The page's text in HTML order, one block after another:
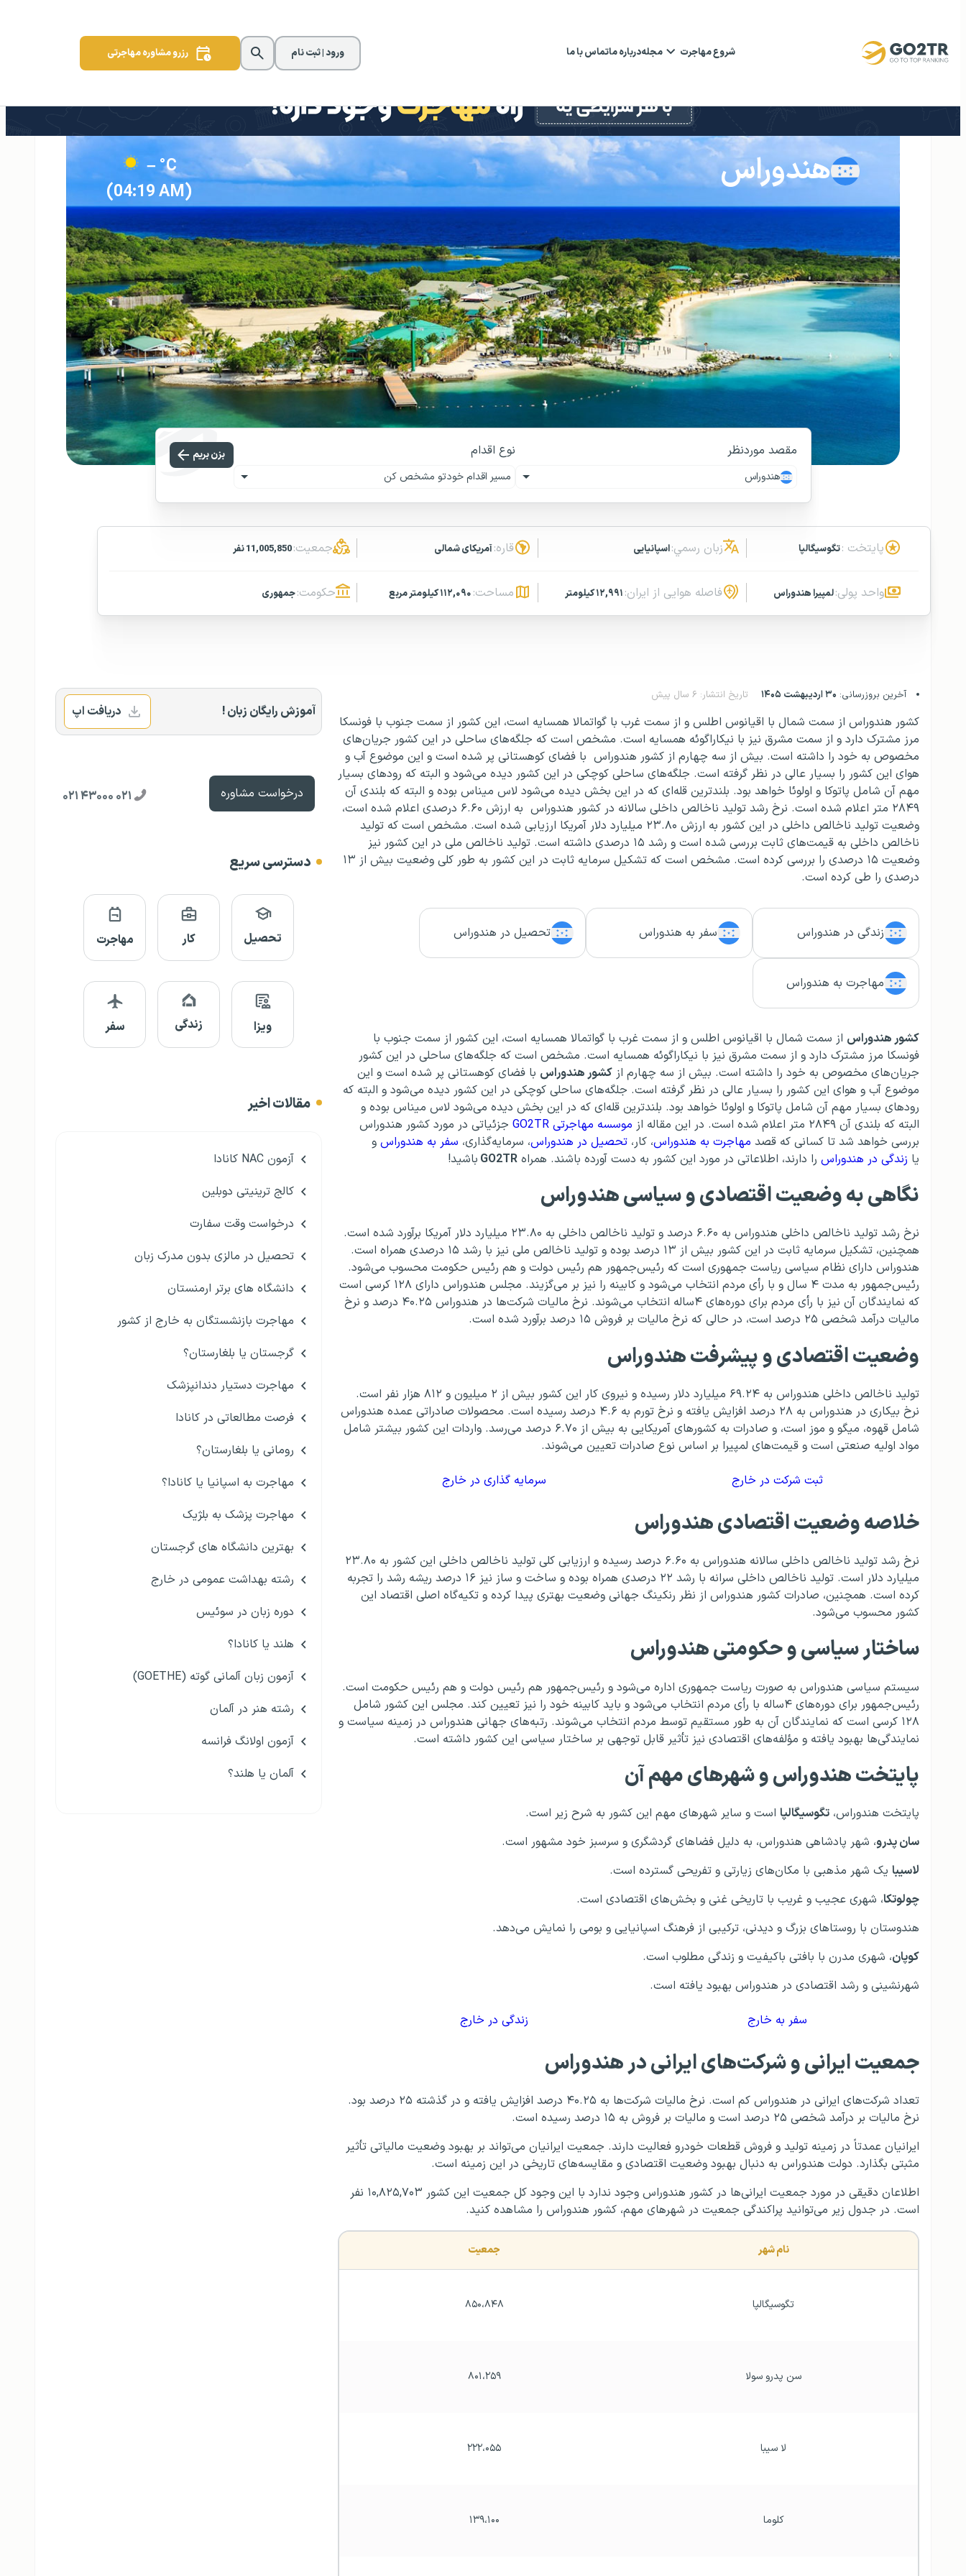
شروع مهاجرت مجلهدرباره ماتماس با ما ورود | ثبت نام رزرو مشاوره مهاجرتی
هندوراس
– °C
(04:19 AM)
مقصد موردنظر
هندوراس
نوع اقدام
مسیر اقدام خودتو مشخص کن
بزن بریم
پایتخت :تگوسیگالپا زبان رسمي:اسپانیایی قاره:آمریکای شمالی جمعیت:11,005,850 نفر
واحد پولی:لمپیرا هندوراس فاصله هوایی از ایران: مساحت: حکومت:جمهوری
آخرین بروزرسانی: ۳۰ اردیبهشت ۱۴۰۵ تاریخ انتشار: ۶ سال پیش
کشور هندوراس از سمت شمال با اقیانوس اطلس و از سمت غرب با گواتمالا همسایه است، این کشور از سمت جنوب با فونسکا
مرز مشترک دارد و از سمت مشرق نیز با نیکاراگوئه همسایه است. مشخص است که جلگه‌های ساحلی در این کشور جریان‌های
مخصوص به خود را داشته است. بیش از سه چهارم از کشور هندوراس با فضای کوهستانی پر شده است و این موضوع آب و
هوای این کشور را بسیار عالی در نظر گرفته است. جلگه‌های ساحلی کوچکی در این کشور دیده می‌شود و البته که رودهای بسیار
مهم آن شامل پاتوکا و اولوئا خواهد بود. بلندترین قله‌ای که در این بخش دیده می‌شود لاس میناس بوده و البته که بلندی آن
۲۸۴۹ متر اعلام شده است. نرخ رشد تولید ناخالص داخلی سالانه در کشور هندوراس به ارزش ۶.۶۰ درصدی اعلام شده است،
وضعیت تولید ناخالص داخلی در این کشور به ارزش ۲۳.۸۰ میلیارد دلار آمریکا ارزیابی شده است. مشخص است که تولید
ناخالص داخلی به قیمت‌های ثابت بررسی شده است و رشد ۱۵ درصدی داشته است. تولید ناخالص ملی در این کشور نیز
وضعیت ۱۵ درصدی را بررسی کرده است. مشخص است که تشکیل سرمایه ثابت در این کشور به طور کلی وضعیت بیش از ۱۳
درصدی را طی کرده است.
زندگی در هندوراس سفر به هندوراس تحصیل در هندوراس
مهاجرت به هندوراس
کشور هندوراس از سمت شمال با اقیانوس اطلس و از سمت غرب با گواتمالا همسایه است، این کشور از سمت جنوب با
فونسکا مرز مشترک دارد و از سمت مشرق نیز با نیکاراگوئه همسایه است. مشخص است که جلگه‌های ساحلی در این کشور
جریان‌های مخصوص به خود را داشته است. بیش از سه چهارم از کشور هندوراس با فضای کوهستانی پر شده است و این
موضوع آب و هوای این کشور را بسیار عالی در نظر گرفته است. جلگه‌های ساحلی کوچکی در این کشور دیده می‌شود و البته که
رودهای بسیار مهم آن شامل پاتوکا و اولوئا خواهد بود. بلندترین قله‌ای که در این بخش دیده می‌شود لاس میناس بوده و
البته که بلندی آن ۲۸۴۹ متر اعلام شده است. در این مقاله از
موسسه مهاجرتی GO2TR
جزئیاتی در مورد کشور هندوراس
بررسی خواهد شد تا کسانی که قصد مهاجرت به هندوراس، کار، تحصیل در هندوراس، سرمایه‌گذاری، سفر به هندوراس و
یا زندگی در هندوراس را دارند، اطلاعاتی در مورد این کشور به دست آورده باشند. همراه GO2TR باشید!
نگاهی به وضعیت اقتصادی و سیاسی هندوراس
نرخ رشد تولید ناخالص داخلی هندوراس به ۶.۶۰ درصد و تولید ناخالص داخلی به ۲۳.۸۰ میلیارد دلار آمریکا برآورد شده است.
همچنین، تشکیل سرمایه ثابت در این کشور بیش از ۱۳ درصد بوده و تولید ناخالص ملی نیز با رشد ۱۵ درصدی همراه است.
هندوراس دارای نظام سیاسی ریاست جمهوری است که رئیس‌جمهور هم رئیس دولت و هم رئیس حکومت محسوب می‌شود.
رئیس‌جمهور به مدت ۴ سال و با رأی مردم انتخاب می‌شود و کابینه را نیز بر می‌گزیند. مجلس هندوراس دارای ۱۲۸ کرسی است
که نمایندگان آن نیز با رأی مردم برای دوره‌های ۴ساله انتخاب می‌شوند. نرخ مالیات شرکت‌ها در هندوراس ۴۰.۲۵ درصد و نرخ
مالیات درآمد شخصی ۲۵ درصد است، در حالی که نرخ مالیات بر فروش ۱۵ درصد برآورد شده است.
وضعیت اقتصادی و پیشرفت هندوراس
تولید ناخالص داخلی هندوراس به ۶۹.۲۴ میلیارد دلار رسیده و نیروی کار این کشور بیش از ۲ میلیون و ۸۱۲ هزار نفر است.
نرخ بیکاری در هندوراس به ۲۸ درصد افزایش یافته و نرخ تورم به ۴.۶ درصد رسیده است. محصولات صادراتی عمده هندوراس
شامل قهوه، میگو و موز است، و صادرات به کشورهای آمریکایی به بیش از ۶.۷۰ درصد می‌رسد. واردات این کشور بیشتر شامل
مواد اولیه صنعتی است و قیمت‌های لمپیرا بر اساس نوع صادرات تعیین می‌شوند.
ثبت شرکت در خارج
سرمایه گذاری در خارج
خلاصه وضعیت اقتصادی هندوراس
نرخ رشد تولید ناخالص داخلی سالانه هندوراس به ۶.۶۰ درصد رسیده و ارزیابی کلی تولید ناخالص داخلی این کشور به ۲۳.۸۰
میلیارد دلار است. تولید ناخالص داخلی سرانه با رشد ۲۲ درصدی همراه بوده و ساخت و ساز نیز ۱۶ درصد ریشه رشد را تجربه
کرده است. همچنین، صادرات کشور هندوراس از نظر رنکینگ جهانی وضعیت بهتری پیدا کرده و تکیه‌گاه اصلی اقتصاد این
کشور محسوب می‌شود.
ساختار سیاسی و حکومتی هندوراس
سیستم سیاسی هندوراس به صورت ریاست جمهوری اداره می‌شود و رئیس‌جمهور هم رئیس دولت و هم رئیس حکومت است.
رئیس‌جمهور برای دوره‌های ۴ساله با رأی مردم انتخاب می‌شود و باید کابینه خود را نیز تعیین کند. مجلس این کشور شامل
۱۲۸ کرسی است که نمایندگان آن به طور مستقیم توسط مردم انتخاب می‌شوند. رتبه‌های جهانی هندوراس در زمینه سیاست و
نمایندگی‌ها بهبود یافته و مؤلفه‌های اقتصادی نیز تأثیر قابل توجهی بر ساختار سیاسی این کشور داشته است.
پایتخت هندوراس و شهرهای مهم آن
پایتخت هندوراس، تگوسیگالپا است و سایر شهرهای مهم این کشور به شرح زیر است.
سان پدرو، شهر پادشاهی هندوراس، به دلیل فضاهای گردشگری و سرسبز خود مشهور است.
لاسیبا یک شهر مذهبی با مکان‌های زیارتی و تفریحی گسترده است.
چولوتکا، شهری عجیب و غریب با تاریخی غنی و بخش‌های اقتصادی است.
هندوستان با روستاهای بزرگ و دیدنی، ترکیبی از فرهنگ اسپانیایی و بومی را نمایش می‌دهد.
کوپان، شهری مدرن با بافتی باکیفیت و زندگی مطلوب است.
شهرنشینی و رشد اقتصادی در هندوراس بهبود یافته است.
سفر به خارج
زندگی در خارج
جمعیت ایرانی و شرکت‌های ایرانی در هندوراس
تعداد شرکت‌های ایرانی در هندوراس کم است. نرخ مالیات شرکت‌ها به ۴۰.۲۵ درصد افزایش یافته و در گذشته ۲۵ درصد بود.
نرخ مالیات بر درآمد شخصی ۲۵ درصد است و مالیات بر فروش به ۱۵ درصد رسیده است.
ایرانیان عمدتاً در زمینه تولید و فروش قطعات خودرو فعالیت دارند. جمعیت ایرانیان می‌تواند بر بهبود وضعیت مالیاتی تأثیر
مثبتی بگذارد. دولت هندوراس به دنبال بهبود وضعیت اقتصادی و مقایسه‌های تاریخی در این زمینه است.
اطلاعان دقیقی در مورد جمعیت ایرانی‌ها در کشور هندوراس وجود ندارد با این وجود کل جمعیت این کشور ۱۰,۸۲۵,۷۰۳ نفر
است. در جدول زیر می‌توانید پراکندگی جمعیت در شهرهای مهم، کشور هندوراس را مشاهده کنید.
نام شهر جمعیت
تگوسیگالپا ۸۵۰،۸۴۸
سن پدرو سولا ۸۰۱،۲۵۹
لا سیبا ۲۲۲،۰۵۵
کلوما ۱۳۹،۱۰۰
آموزش رایگان زبان ! دریافت اپ
درخواست مشاوره ۰۲۱ ۴۳۰۰۰ ۰۲۱
دسترسی سریع
تحصیل کار مهاجرت
ویزا زندگی سفر
مقالات اخیر
آزمون NAC کانادا
کالج ترینیتی دوبلین
درخواست وقت سفارت
تحصیل در مالزی بدون مدرک زبان
دانشگاه های برتر ارمنستان
مهاجرت بازنشستگان به خارج از کشور
گرجستان یا بلغارستان؟
مهاجرت دستیار دندانپزشک
فرصت مطالعاتی در کانادا
رومانی یا بلغارستان؟
مهاجرت به اسپانیا یا کانادا؟
مهاجرت پزشک به بلژیک
بهترین دانشگاه های گرجستان
رشته بهداشت عمومی در خارج
دوره زبان در سوئیس
هلند یا کانادا؟
آزمون زبان آلمانی گوته (GOETHE)
رشته هنر در آلمان
آزمون اولانگ فرانسه
آلمان یا هلند؟